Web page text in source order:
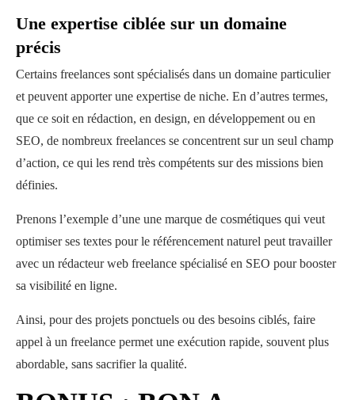
Une expertise ciblée sur un domaine
précis
Certains freelances sont spécialisés dans un domaine particulier
et peuvent apporter une expertise de niche. En d’autres termes,
que ce soit en rédaction, en design, en développement ou en
SEO, de nombreux freelances se concentrent sur un seul champ
d’action, ce qui les rend très compétents sur des missions bien
définies.
Prenons l’exemple d’une une marque de cosmétiques qui veut
optimiser ses textes pour le référencement naturel peut travailler
avec un rédacteur web freelance spécialisé en SEO pour booster
sa visibilité en ligne.
Ainsi, pour des projets ponctuels ou des besoins ciblés, faire
appel à un freelance permet une exécution rapide, souvent plus
abordable, sans sacrifier la qualité.